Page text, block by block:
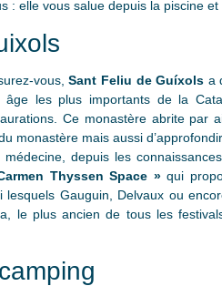
elle vous salue depuis la piscine
vous,Sant Feliu de Guíxols a
âge les plus importants de la
Ce monastère abrite par
monastère mais aussi
depuis les
Thyssen Space »qui
Gauguin, Delvaux ou
le plus ancien de tous les